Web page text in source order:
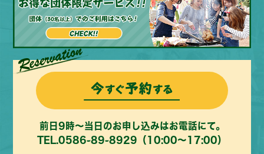
前日9時～当日のお申し込みはお電話にて。
TEL.0586-89-8929 （10:00～17:00）